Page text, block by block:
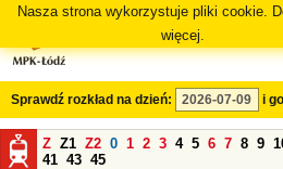
Nasza strona wykorzystuje pliki cookie.
więcej.
Sprawdź rozkład na dzień: i
Z Z1 Z2 0 1 2 3 4 5 6 7 8 9
41 43 45